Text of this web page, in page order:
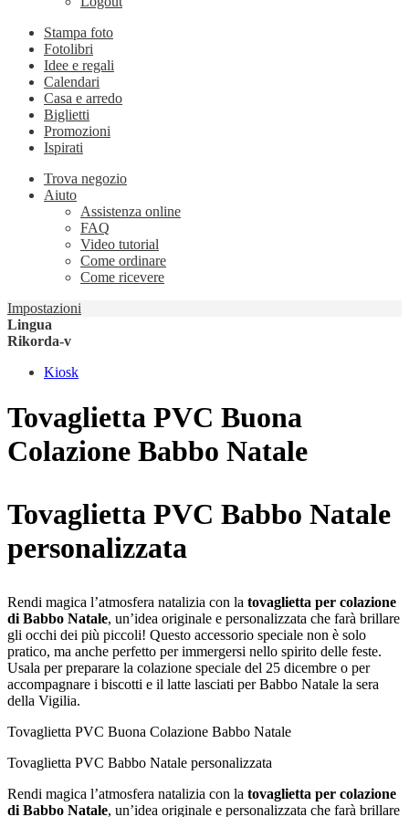
Stampa foto
Fotolibri
Idee e regali
Calendari
Casa e arredo
Biglietti
Promozioni
Ispirati
Trova negozio
Aiuto
Assistenza online
FAQ
Video tutorial
Come ordinare
Come ricevere
Impostazioni
Lingua
Rikorda-v
Kiosk
Tovaglietta PVC Buona
Colazione Babbo Natale
Tovaglietta PVC Babbo Natale
personalizzata
Rendi magica l’atmosfera natalizia con la tovaglietta per colazione
di Babbo Natale, un’idea originale e personalizzata che farà brillare
gli occhi dei più piccoli! Questo accessorio speciale non è solo
pratico, ma anche perfetto per immergersi nello spirito delle feste.
Usala per preparare la colazione speciale del 25 dicembre o per
accompagnare i biscotti e il latte lasciati per Babbo Natale la sera
della Vigilia.
Tovaglietta PVC Buona Colazione Babbo Natale
Tovaglietta PVC Babbo Natale personalizzata
Rendi magica l’atmosfera natalizia con la tovaglietta per colazione
di Babbo Natale, un’idea originale e personalizzata che farà brillare